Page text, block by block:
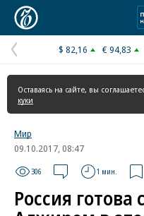
Предыдущая
страница
$ 82,16 € 94,83
Оставаясь на сайте, вы
куки
Мир
09.10.2017, 08:47
306 1 мин.
Россия готова